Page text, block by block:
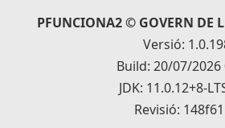
PFUNCIONA2 © GOVERN DE
Versió:
Build: 20/07/2026
JDK: 11.0.12+8-
Revisió: